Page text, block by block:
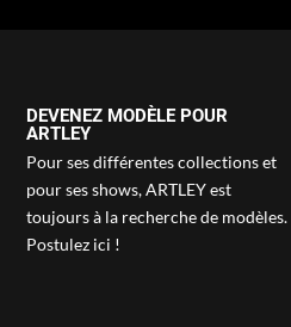
DEVENEZ MODÈLE POUR
ARTLEY
Pour ses différentes collections et
pour ses shows, ARTLEY est
toujours à la recherche de modèles.
Postulez ici !